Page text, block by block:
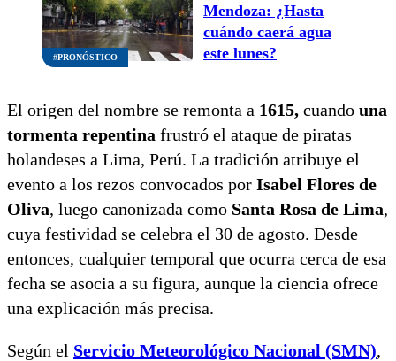
#PRONÓSTICO
Mendoza: ¿Hasta
cuándo caerá agua
este lunes?
El origen del nombre se remonta a 1615, cuando una
tormenta repentina frustró el ataque de piratas
holandeses a Lima, Perú. La tradición atribuye el
evento a los rezos convocados por Isabel Flores de
Oliva, luego canonizada como Santa Rosa de Lima,
cuya festividad se celebra el 30 de agosto. Desde
entonces, cualquier temporal que ocurra cerca de esa
fecha se asocia a su figura, aunque la ciencia ofrece
una explicación más precisa.
Según el Servicio Meteorológico Nacional (SMN),